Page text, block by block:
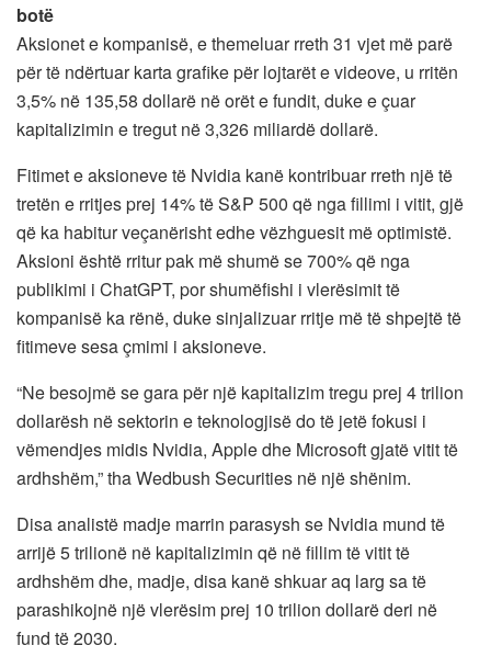
botë
Aksionet e kompanisë, e themeluar rreth 31 vjet më parë
për të ndërtuar karta grafike për lojtarët e videove, u rritën
3,5% në 135,58 dollarë në orët e fundit, duke e çuar
kapitalizimin e tregut në 3,326 miliardë dollarë.
Fitimet e aksioneve të Nvidia kanë kontribuar rreth një të
tretën e rritjes prej 14% të S&P 500 që nga fillimi i vitit, gjë
që ka habitur veçanërisht edhe vëzhguesit më optimistë.
Aksioni është rritur pak më shumë se 700% që nga
publikimi i ChatGPT, por shumëfishi i vlerësimit të
kompanisë ka rënë, duke sinjalizuar rritje më të shpejtë të
fitimeve sesa çmimi i aksioneve.
“Ne besojmë se gara për një kapitalizim tregu prej 4 trilion
dollarësh në sektorin e teknologjisë do të jetë fokusi i
vëmendjes midis Nvidia, Apple dhe Microsoft gjatë vitit të
ardhshëm,” tha Wedbush Securities në një shënim.
Disa analistë madje marrin parasysh se Nvidia mund të
arrijë 5 trilionë në kapitalizimin që në fillim të vitit të
ardhshëm dhe, madje, disa kanë shkuar aq larg sa të
parashikojnë një vlerësim prej 10 trilion dollarë deri në
fund të 2030.